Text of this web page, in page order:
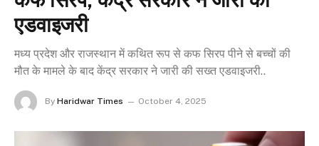
एडवाइजरी
मध्य प्रदेश और राजस्थान में कथित रूप से कफ सिरप पीने से बच्चों की
मौत के मामले के बाद केंद्र सरकार ने जारी की सख्त एडवाइजरी..
By Haridwar Times October 4, 2025